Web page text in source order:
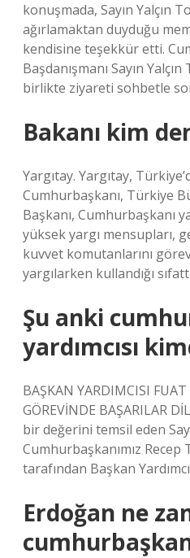
konuşmada, Sayın Yalçın
ağırlamaktan duyduğu
kendisine teşekkür etti.
Başdanışmanı Sayın
birlikte ziyareti sohbetle
Bakanı kim
Yargıtay. Yargıtay,
Cumhurbaşkanı, Türkiye
Başkanı, Cumhurbaşkanı
yüksek yargı mensupları,
kuvvet komutanlarını
yargılarken kullandığı
Şu anki
yardımcısı
BAŞKAN YARDIMCISI FUAT
GÖREVİNDE BAŞARILAR
bir değerini temsil eden
Cumhurbaşkanımız Recep
tarafından Başkan
Erdoğan ne